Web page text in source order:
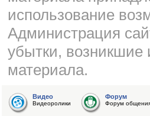
использование
Администрация
убытки, возникшие
материала.
Видео
Видеоролики
Форум
Форум